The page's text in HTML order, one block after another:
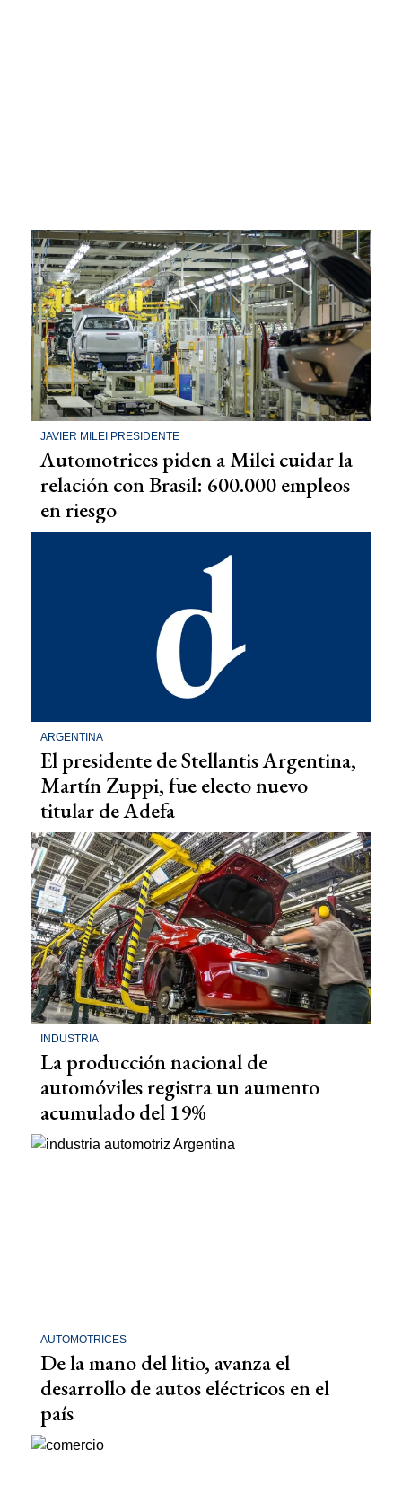
JAVIER MILEI PRESIDENTE
Automotrices piden a Milei cuidar la
relación con Brasil: 600.000 empleos
en riesgo
ARGENTINA
El presidente de Stellantis Argentina,
Martín Zuppi, fue electo nuevo
titular de Adefa
INDUSTRIA
La producción nacional de
automóviles registra un aumento
acumulado del 19%
AUTOMOTRICES
De la mano del litio, avanza el
desarrollo de autos eléctricos en el
país